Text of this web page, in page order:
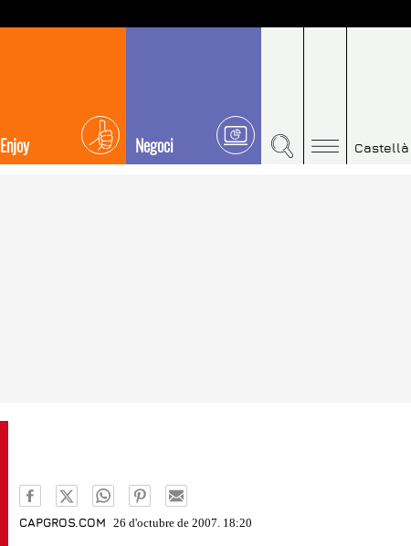
Enjoy Negoci Castellà
CAPGROS.COM 26 d'octubre de 2007. 18:20